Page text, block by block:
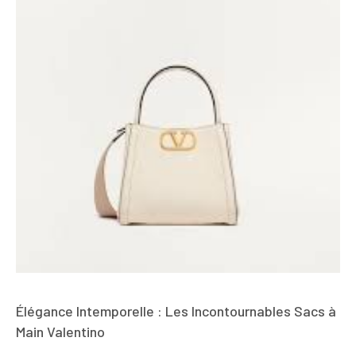
Élégance Intemporelle : Les Incontournables Sacs à
Main Valentino